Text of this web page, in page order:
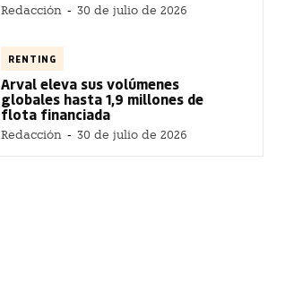
Redacción - 30 de julio de 2026
RENTING
Arval eleva sus volúmenes
globales hasta 1,9 millones de
flota financiada
Redacción - 30 de julio de 2026